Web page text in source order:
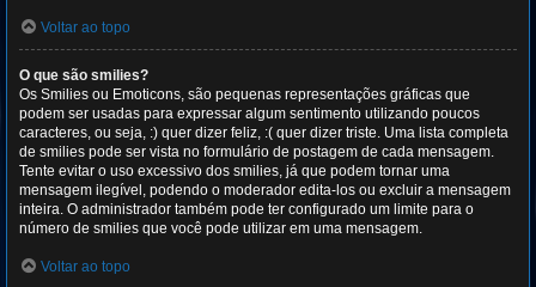
Voltar ao topo
O que são smilies?
Os Smilies ou Emoticons, são pequenas representações gráficas que
podem ser usadas para expressar algum sentimento utilizando poucos
caracteres, ou seja, :) quer dizer feliz, :( quer dizer triste. Uma lista completa
de smilies pode ser vista no formulário de postagem de cada mensagem.
Tente evitar o uso excessivo dos smilies, já que podem tornar uma
mensagem ilegível, podendo o moderador edita-los ou excluir a mensagem
inteira. O administrador também pode ter configurado um limite para o
número de smilies que você pode utilizar em uma mensagem.
Voltar ao topo